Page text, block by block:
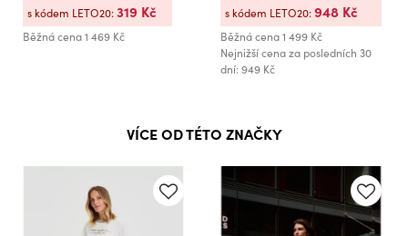
Běžná cena1 469 Kč
s kódem LETO20:319 Kč
Běžná cena1 499 Kč
Nejnižší cena za posledních 30
dní: 949 Kč
s kódem LETO20:948 Kč
VÍCE OD TÉTO ZNAČKY